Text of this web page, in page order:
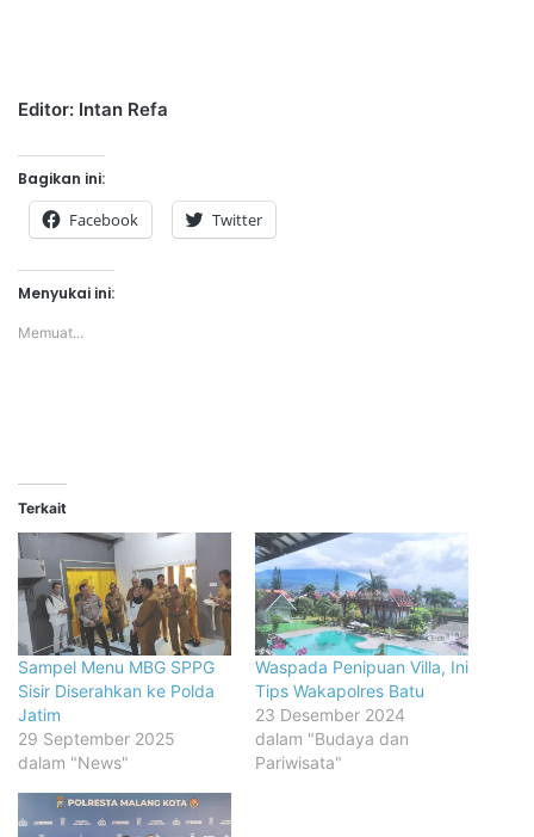
Editor: Intan Refa
Bagikan ini:
Facebook Twitter
Menyukai ini:
Memuat...
Terkait
Sampel Menu MBG SPPG
Sisir Diserahkan ke Polda
Jatim
29 September 2025
dalam "News"
Waspada Penipuan Villa, Ini
Tips Wakapolres Batu
23 Desember 2024
dalam "Budaya dan
Pariwisata"